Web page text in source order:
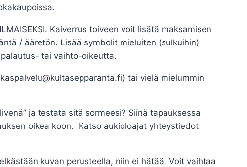
Kaiverrus toiveen voit lisätä maksamisen
/ ääretön. Lisää symbolit mieluiten (sulkuihin)
tai vaihto-oikeutta.
tai vielä mielummin
ja testata sitä sormeesi? Siinä tapauksessa
oikea koon. Katso aukioloajat yhteystiedot
kuvan perusteella, niin ei hätää. Voit vaihtaa